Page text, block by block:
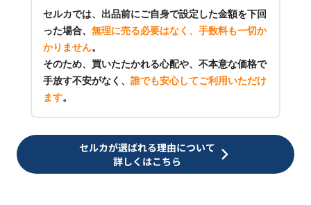
セルカでは、出品前にご自身で設定した金額を下回
った場合、 無理に売る必要はなく、手数料も一切か
かりません。
そのため、買いたたかれる心配や、不本意な価格で
手放す不安がなく、 誰でも安心してご利用いただけ
ます。
セルカが選ばれる理由について
詳しくはこちら